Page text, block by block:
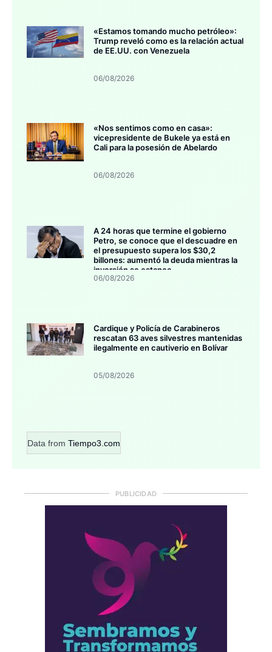
«Estamos tomando mucho petróleo»:
Trump reveló como es la relación actual
de EE.UU. con Venezuela
06/08/2026
«Nos sentimos como en casa»:
vicepresidente de Bukele ya está en
Cali para la posesión de Abelardo
06/08/2026
A 24 horas que termine el gobierno
Petro, se conoce que el descuadre en
el presupuesto supera los $30,2
billones: aumentó la deuda mientras la
inversión se estanca
06/08/2026
Cardique y Policía de Carabineros
rescatan 63 aves silvestres mantenidas
ilegalmente en cautiverio en Bolívar
05/08/2026
Data from Tiempo3.com
PUBLICIDAD